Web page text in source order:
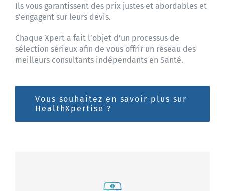
Ils vous garantissent des prix justes et abordables et
s’engagent sur leurs devis.
Chaque Xpert a fait l’objet d’un processus de
sélection sérieux afin de vous offrir un réseau des
meilleurs consultants indépendants en Santé.
Vous souhaitez en savoir plus sur
HealthXpertise ?